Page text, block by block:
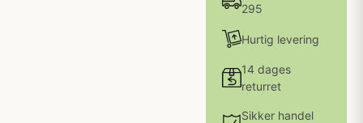
295
Hurtig levering
14 dages
returret
Sikker handel